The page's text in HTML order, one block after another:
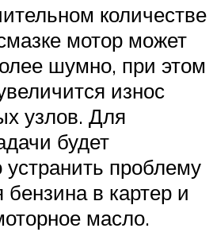
количестве
мотор может
шумно, при этом
износ
узлов. Для
будет
устранить проблему
бензина в картер и
масло.